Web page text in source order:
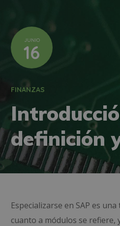
JUNIO
16
FINANZAS
definición
Especializarse en SAP es
cuanto a módulos se refiere,